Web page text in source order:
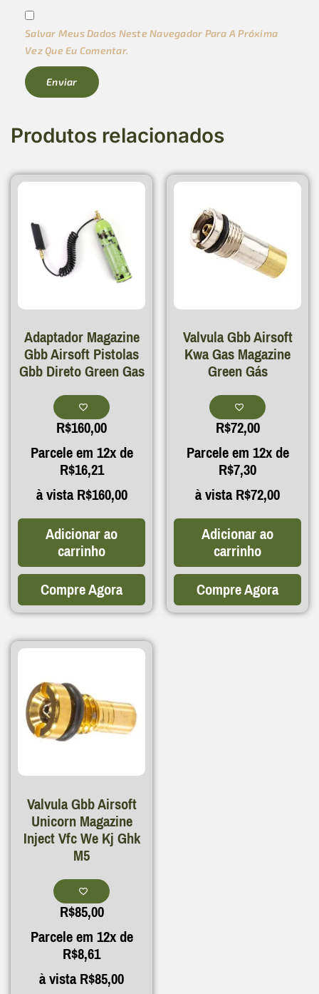
Salvar Meus Dados Neste Navegador Para A Próxima
Vez Que Eu Comentar.
Produtos relacionados
Adaptador Magazine
Gbb Airsoft Pistolas
Gbb Direto Green Gas
R$160,00
Parcele em 12x de
R$16,21
à vistaR$160,00
Adicionar ao
carrinho
Compre Agora
Valvula Gbb Airsoft
Kwa Gas Magazine
Green Gás
R$72,00
Parcele em 12x de
R$7,30
à vistaR$72,00
Adicionar ao
carrinho
Compre Agora
Valvula Gbb Airsoft
Unicorn Magazine
Inject Vfc We Kj Ghk
M5
R$85,00
Parcele em 12x de
R$8,61
à vistaR$85,00